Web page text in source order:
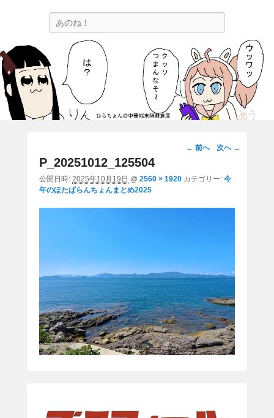
ひらちょんの中華端末隔離倉庫
ほたがページ上部にある検索バーを消してくれたサイトです。
画
← 前へ 次へ →
P_20251012_125504
公開日時: 2025年10月19日 @ 2560 × 1920 カテゴリー: 今
年のほたぱらんちょんまとめ2025